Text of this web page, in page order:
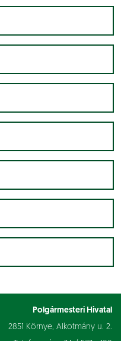
Polgármesteri Hivatal
2851 Környe, Alkotmány u. 2.